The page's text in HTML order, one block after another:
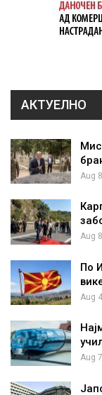
АКТУЕЛНО
Aug
Aug
По
Aug
Aug